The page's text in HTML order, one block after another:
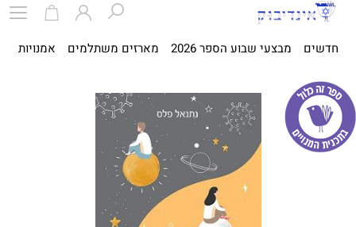
חדשים מבצעי שבוע הספר 2026 מארזים משתלמים אמנויות